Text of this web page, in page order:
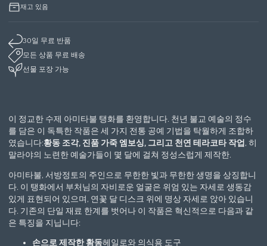
재고 있음
30일 무료 반품
모든 상품 무료 배송
선물 포장 가능
이 정교한 수제 아미타불 탱화를 환영합니다. 천년 불교 예술의 정수
를 담은 이 독특한 작품은 세 가지 전통 공예 기법을 탁월하게 조합하
였습니다:황동 조각, 진품 가죽 엠보싱, 그리고 천연 테라코타 작업 , 히
말라야의 노련한 예술가들이 몇 달에 걸쳐 정성스럽게 제작한.
아미타불, 서방정토의 주인으로 무한한 빛과 무한한 생명을 상징합니
다. 이 탱화에서 부처님의 자비로운 얼굴은 위엄 있는 자세로 생동감
있게 표현되어 있으며, 연꽃 달 디스크 위에 명상 자세로 앉아 있습니
다. 기존의 단일 재료 한계를 벗어나 이 작품은 혁신적으로 다음과 같
은 특징을 지닙니다:
손으로 제작한 황동헤일로와 의식용 도구